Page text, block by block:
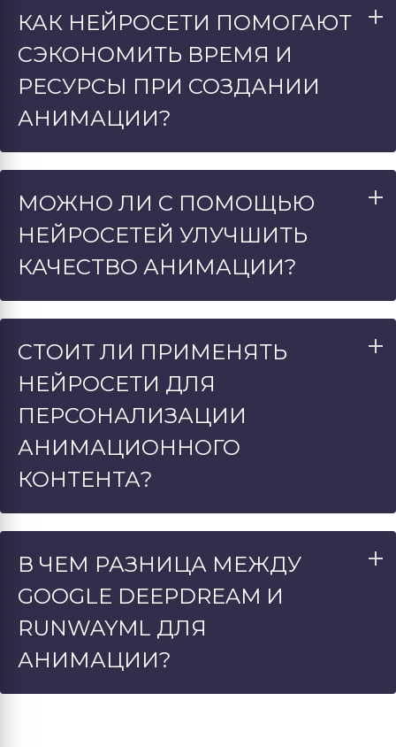
КАК НЕЙРОСЕТИ ПОМОГАЮТ
СЭКОНОМИТЬ ВРЕМЯ И
РЕСУРСЫ ПРИ СОЗДАНИИ
АНИМАЦИИ?
МОЖНО ЛИ С ПОМОЩЬЮ
НЕЙРОСЕТЕЙ УЛУЧШИТЬ
КАЧЕСТВО АНИМАЦИИ?
СТОИТ ЛИ ПРИМЕНЯТЬ
НЕЙРОСЕТИ ДЛЯ
ПЕРСОНАЛИЗАЦИИ
АНИМАЦИОННОГО
КОНТЕНТА?
В ЧЕМ РАЗНИЦА МЕЖДУ
GOOGLE DEEPDREAM И
RUNWAYML ДЛЯ
АНИМАЦИИ?